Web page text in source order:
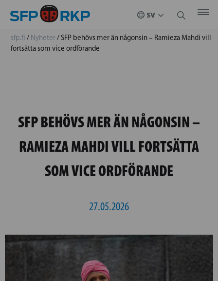
sfp.fi / Nyheter/ SFP behövs mer än någonsin – Ramieza Mahdi vill
fortsätta som vice ordförande
SFP BEHÖVS MER ÄN NÅGONSIN –
RAMIEZA MAHDI VILL FORTSÄTTA
SOM VICE ORDFÖRANDE
27.05.2026